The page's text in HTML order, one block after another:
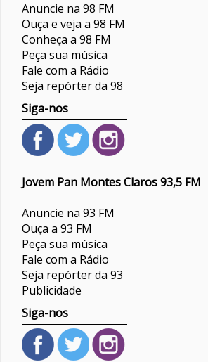
Anuncie na 98 FM
Ouça e veja a 98 FM
Conheça a 98 FM
Peça sua música
Fale com a Rádio
Seja repórter da 98
Siga-nos
Jovem Pan Montes Claros 93,5 FM
Anuncie na 93 FM
Ouça a 93 FM
Peça sua música
Fale com a Rádio
Seja repórter da 93
Publicidade
Siga-nos